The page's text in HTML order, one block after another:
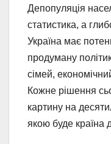
Депопуляція
статистика, а
Україна має
продуману
сімей,
Кожне рішення
картину на
якою буде країна